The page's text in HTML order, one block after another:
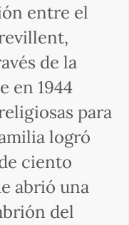
entre el
de la
en 1944
para
logró
ciento
abrió una
del